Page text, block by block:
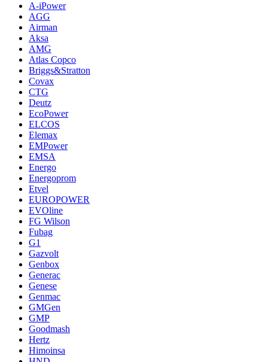
A-iPower
AGG
Airman
Aksa
AMG
Atlas Copco
Briggs&Stratton
Covax
CTG
Deutz
EcoPower
ELCOS
Elemax
EMPower
EMSA
Energo
Energoprom
Etvel
EUROPOWER
EVOline
FG Wilson
Fubag
G1
Gazvolt
Genbox
Generac
Genese
Genmac
GMGen
GMP
Goodmash
Hertz
Himoinsa